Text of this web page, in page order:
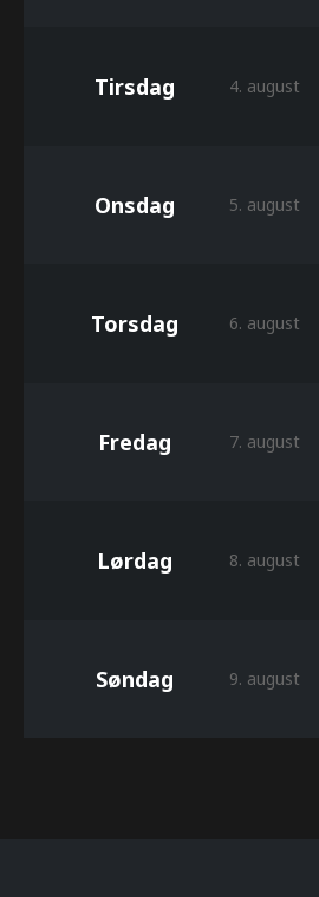
Tirsdag 4. august
Onsdag 5. august
Torsdag 6. august
Fredag 7. august
Lørdag 8. august
Søndag 9. august